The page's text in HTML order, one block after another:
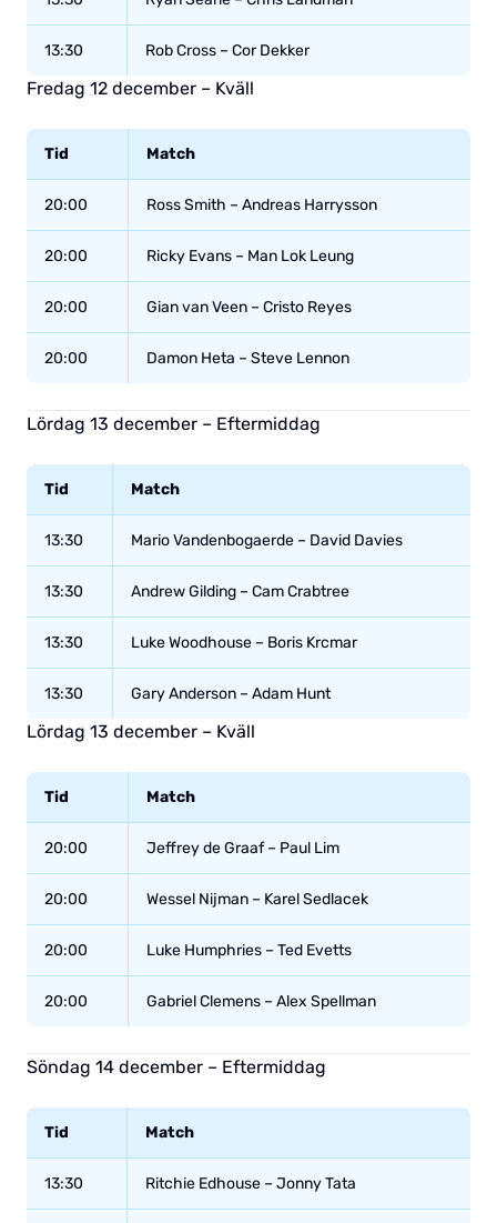
13:30 Rob Cross – Cor Dekker
Fredag 12 december – Kväll
Tid Match
20:00 Ross Smith – Andreas Harrysson
20:00 Ricky Evans – Man Lok Leung
20:00 Gian van Veen – Cristo Reyes
20:00 Damon Heta – Steve Lennon
Lördag 13 december – Eftermiddag
Tid Match
13:30 Mario Vandenbogaerde – David Davies
13:30 Andrew Gilding – Cam Crabtree
13:30 Luke Woodhouse – Boris Krcmar
13:30 Gary Anderson – Adam Hunt
Lördag 13 december – Kväll
Tid Match
20:00 Jeffrey de Graaf – Paul Lim
20:00 Wessel Nijman – Karel Sedlacek
20:00 Luke Humphries – Ted Evetts
20:00 Gabriel Clemens – Alex Spellman
Söndag 14 december – Eftermiddag
Tid Match
13:30 Ritchie Edhouse – Jonny Tata